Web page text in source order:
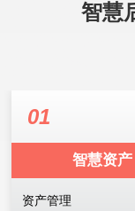
智慧
01
智慧资产
资产管理